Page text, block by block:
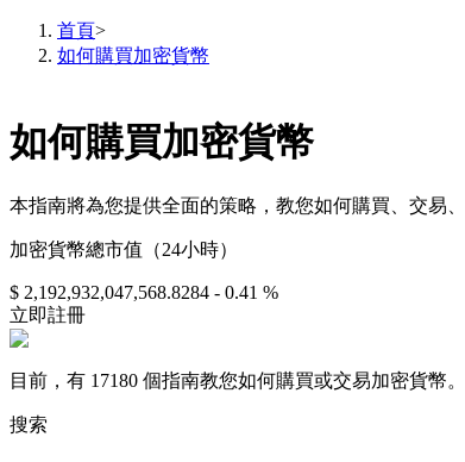
合約
USDT永續
首頁>
如何購買加密貨幣
如何購買加密貨幣
本指南將為您提供全面的策略，教您如何購買、交易
加密貨幣總市值（24小時）
$ 2,192,932,047,568.8284 - 0.41 %
立即註冊
目前，有 17180 個指南教您如何購買或交易加密貨幣。
搜索